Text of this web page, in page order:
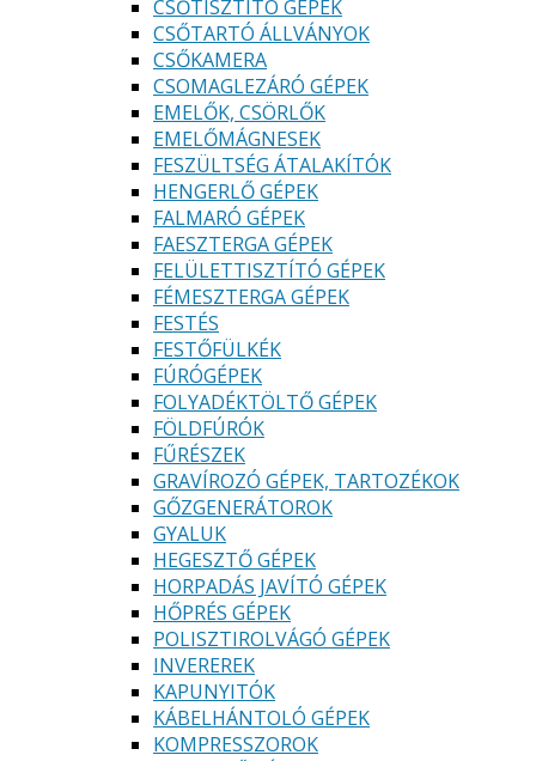
CSŐTISZTÍTÓ GÉPEK
CSŐTARTÓ ÁLLVÁNYOK
CSŐKAMERA
CSOMAGLEZÁRÓ GÉPEK
EMELŐK, CSÖRLŐK
EMELŐMÁGNESEK
FESZÜLTSÉG ÁTALAKÍTÓK
HENGERLŐ GÉPEK
FALMARÓ GÉPEK
FAESZTERGA GÉPEK
FELÜLETTISZTÍTÓ GÉPEK
FÉMESZTERGA GÉPEK
FESTÉS
FESTŐFÜLKÉK
FÚRÓGÉPEK
FOLYADÉKTÖLTŐ GÉPEK
FÖLDFÚRÓK
FŰRÉSZEK
GRAVÍROZÓ GÉPEK, TARTOZÉKOK
GŐZGENERÁTOROK
GYALUK
HEGESZTŐ GÉPEK
HORPADÁS JAVÍTÓ GÉPEK
HŐPRÉS GÉPEK
POLISZTIROLVÁGÓ GÉPEK
INVEREREK
KAPUNYITÓK
KÁBELHÁNTOLÓ GÉPEK
KOMPRESSZOROK